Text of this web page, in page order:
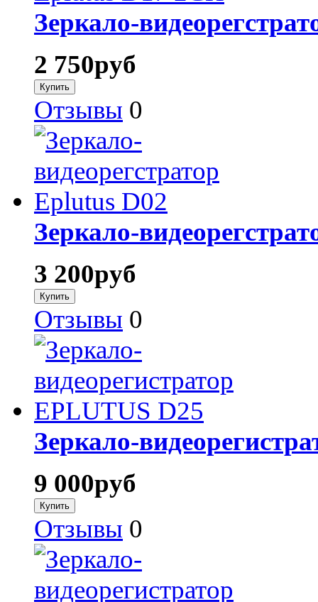
Зеркало-
2 750руб
Отзывы 0
Зеркало-
3 200руб
Отзывы 0
Зеркало-
9 000руб
Отзывы 0